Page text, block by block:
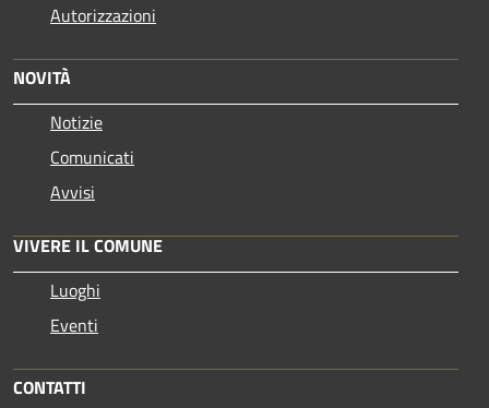
Autorizzazioni
NOVITÀ
Notizie
Comunicati
Avvisi
VIVERE IL COMUNE
Luoghi
Eventi
CONTATTI